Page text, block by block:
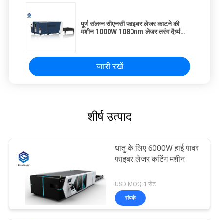
पूर्ण संलग्न सीएनसी फाइबर लेजर काटने की
मशीन 1000W 1080nm लेजर तरंग दैर्ध्य
जारी रखें
शीर्ष उत्पाद
धातु के लिए 6000W हाई पावर
फाइबर लेजर कटिंग मशीन
USD MOQ:1 सेट
संपर्क